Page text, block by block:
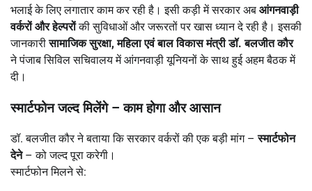
भलाई के लिए लगातार काम कर रही है। इसी कड़ी में सरकार अब आंगनवाड़ी
वर्करों और हेल्परोंकी सुविधाओं और जरूरतों पर खास ध्यान दे रही है। इसकी
जानकारीसामाजिक सुरक्षा,महिला एवं बाल विकास मंत्री डॉ. बलजीत कौर
ने पंजाब सिविल सचिवालय में आंगनवाड़ी यूनियनों के साथ हुई अहम बैठक में
दी।
स्मार्टफोन जल्द मिलेंगे –काम होगा और आसान
डॉ. बलजीत कौर ने बताया कि सरकार वर्करों की एक बड़ी मांग –स्मार्टफोन
देने– को जल्द पूरा करेगी।
स्मार्टफोन मिलने से: